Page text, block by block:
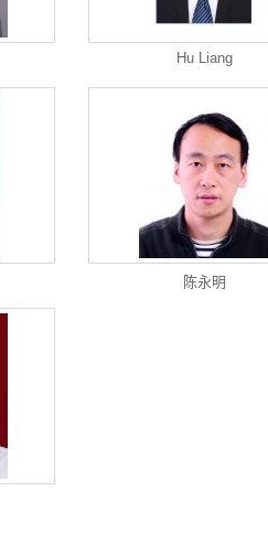
Hu Liang
陈永明